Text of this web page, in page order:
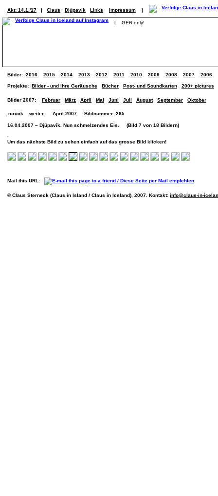
Akt: 14.1.'17 | Claus Djúpavík Links Impressum |
| GER only!
Bilder: 2016 2015 2014 2013 2012 2011 2010 2009 2008 2007 2006
Projekte: Bilder - und ihre Geräusche Bücher Post- und Soundkarten 200+ pictures
Bilder 2007: Februar März April Mai Juni Juli August September Oktober
zurück weiter April 2007 Bildnummer: 265
16.04.2007 – Djúpavík. Nun schmelzendes Eis. (Bild 7 von 18 Bildern)
Um das nächste Bild zu sehen einfach auf das grosse Bild klicken!
Mail this URL:
© Claus Sterneck (Claus in Island / Claus in Iceland), 2007. Kontakt: info@claus-in-